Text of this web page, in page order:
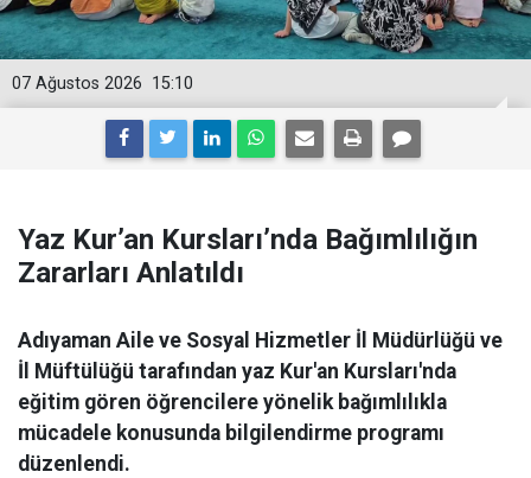
15:10
07 Ağustos 2026
Yaz Kur’an Kursları’nda Bağımlılığın
Zararları Anlatıldı
Adıyaman Aile ve Sosyal Hizmetler İl Müdürlüğü ve
İl Müftülüğü tarafından yaz Kur'an Kursları'nda
eğitim gören öğrencilere yönelik bağımlılıkla
mücadele konusunda bilgilendirme programı
düzenlendi.